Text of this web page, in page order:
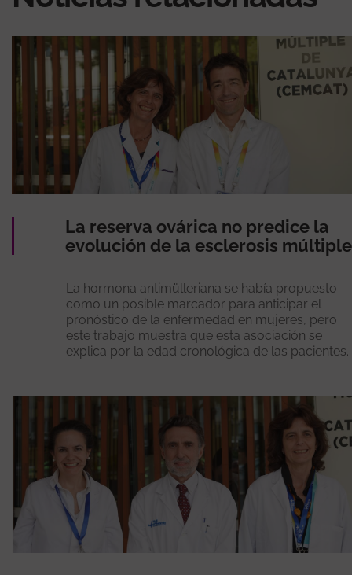
La reserva ovárica no predice la
evolución de la esclerosis múltiple
La hormona antimülleriana se había propuesto
como un posible marcador para anticipar el
pronóstico de la enfermedad en mujeres, pero
este trabajo muestra que esta asociación se
explica por la edad cronológica de las pacientes.